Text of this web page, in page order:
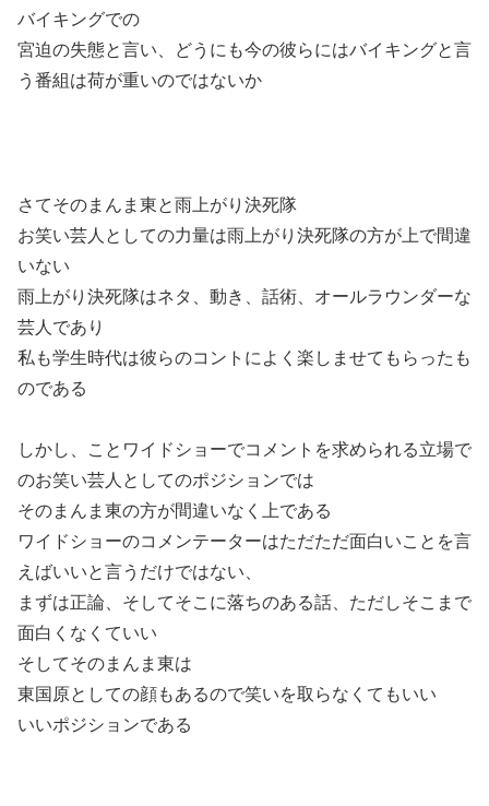
バイキングでの
宮迫の失態と言い、どうにも今の彼らにはバイキングと言
う番組は荷が重いのではないか
さてそのまんま東と雨上がり決死隊
お笑い芸人としての力量は雨上がり決死隊の方が上で間違
いない
雨上がり決死隊はネタ、動き、話術、オールラウンダーな
芸人であり
私も学生時代は彼らのコントによく楽しませてもらったも
のである
しかし、ことワイドショーでコメントを求められる立場で
のお笑い芸人としてのポジションでは
そのまんま東の方が間違いなく上である
ワイドショーのコメンテーターはただただ面白いことを言
えばいいと言うだけではない、
まずは正論、そしてそこに落ちのある話、ただしそこまで
面白くなくていい
そしてそのまんま東は
東国原としての顔もあるので笑いを取らなくてもいい
いいポジションである